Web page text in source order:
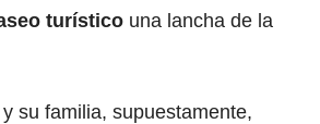
turístico una lancha de la
su familia, supuestamente,